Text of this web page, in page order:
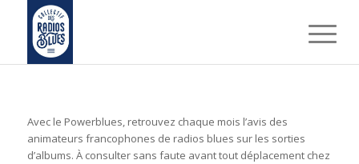
Avec le Powerblues, retrouvez chaque mois l’avis des
animateurs francophones de radios blues sur les sorties
d’albums. À consulter sans faute avant tout déplacement chez